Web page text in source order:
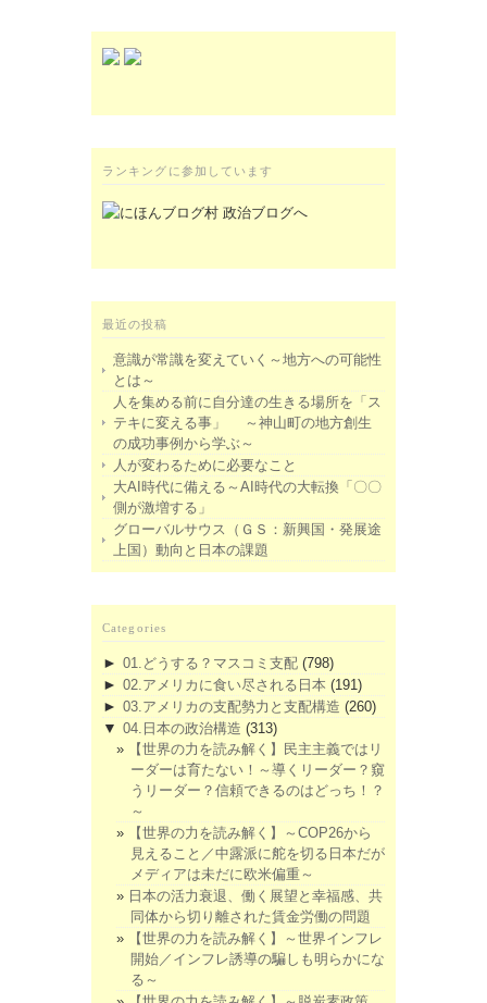
ランキングに参加しています
最近の投稿
意識が常識を変えていく～地方への可能性
とは～
人を集める前に自分達の生きる場所を「ス
テキに変える事」 ～神山町の地方創生
の成功事例から学ぶ～
人が変わるために必要なこと
大AI時代に備える～AI時代の大転換「〇〇
側が激増する」
グローバルサウス（ＧＳ：新興国・発展途
上国）動向と日本の課題
Categories
► 01.どうする？マスコミ支配 (798)
► 02.アメリカに食い尽される日本 (191)
► 03.アメリカの支配勢力と支配構造 (260)
▼ 04.日本の政治構造 (313)
【世界の力を読み解く】民主主義ではリ
ーダーは育たない！～導くリーダー？窺
うリーダー？信頼できるのはどっち！？
～
【世界の力を読み解く】～COP26から
見えること／中露派に舵を切る日本だが
メディアは未だに欧米偏重～
日本の活力衰退、働く展望と幸福感、共
同体から切り離された賃金労働の問題
【世界の力を読み解く】～世界インフレ
開始／インフレ誘導の騙しも明らかにな
る～